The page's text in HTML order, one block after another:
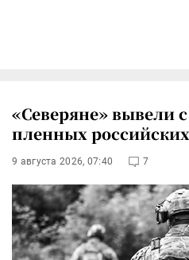
«Северяне» вывели
пленных
9 августа 2026, 07:40 7